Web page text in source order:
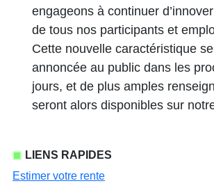
engageons à continuer
de tous nos participants et
Cette nouvelle caractéristique
annoncée au public dans les
jours, et de plus amples
seront alors disponibles sur
LIENS RAPIDES
Estimer votre rente